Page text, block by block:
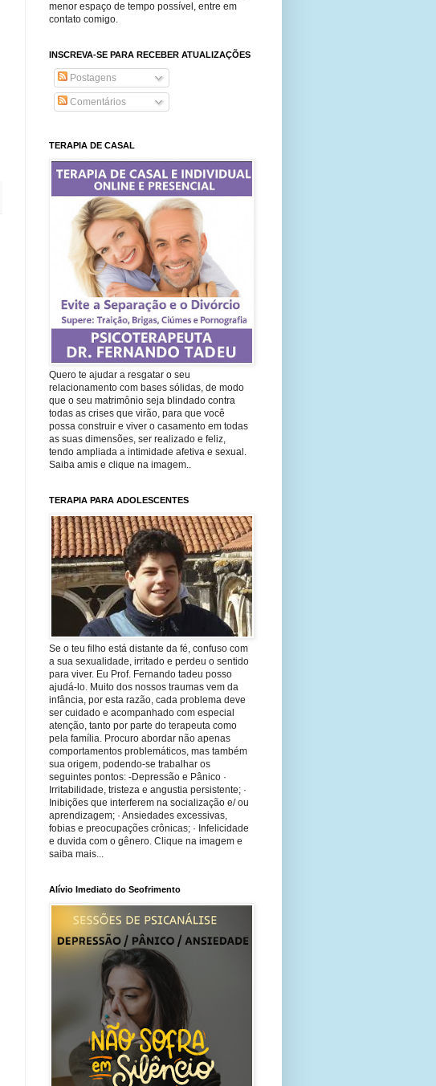
menor espaço de tempo possível, entre em
contato comigo.
INSCREVA-SE PARA RECEBER ATUALIZAÇÕES
Postagens
Comentários
TERAPIA DE CASAL
Quero te ajudar a resgatar o seu
relacionamento com bases sólidas, de modo
que o seu matrimônio seja blindado contra
todas as crises que virão, para que você
possa construir e viver o casamento em todas
as suas dimensões, ser realizado e feliz,
tendo ampliada a intimidade afetiva e sexual.
Saiba amis e clique na imagem..
TERAPIA PARA ADOLESCENTES
Se o teu filho está distante da fé, confuso com
a sua sexualidade, irritado e perdeu o sentido
para viver. Eu Prof. Fernando tadeu posso
ajudá-lo. Muito dos nossos traumas vem da
infância, por esta razão, cada problema deve
ser cuidado e acompanhado com especial
atenção, tanto por parte do terapeuta como
pela família. Procuro abordar não apenas
comportamentos problemáticos, mas também
sua origem, podendo-se trabalhar os
seguintes pontos: -Depressão e Pânico ·
Irritabilidade, tristeza e angustia persistente; ·
Inibições que interferem na socialização e/ ou
aprendizagem; · Ansiedades excessivas,
fobias e preocupações crônicas; · Infelicidade
e duvida com o gênero. Clique na imagem e
saiba mais...
Alívio Imediato do Seofrimento